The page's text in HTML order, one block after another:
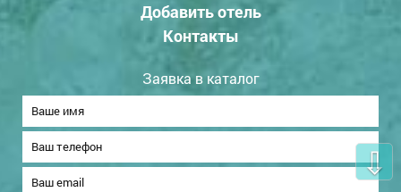
Добавить отель
Контакты
Заявка в каталог
⇩